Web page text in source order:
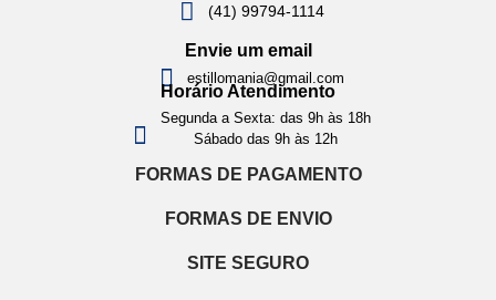
(41) 99794-1114
Envie um email
estillomania@gmail.com
Horário Atendimento
Segunda a Sexta: das 9h às 18h
Sábado das 9h às 12h
FORMAS DE PAGAMENTO
FORMAS DE ENVIO
SITE SEGURO